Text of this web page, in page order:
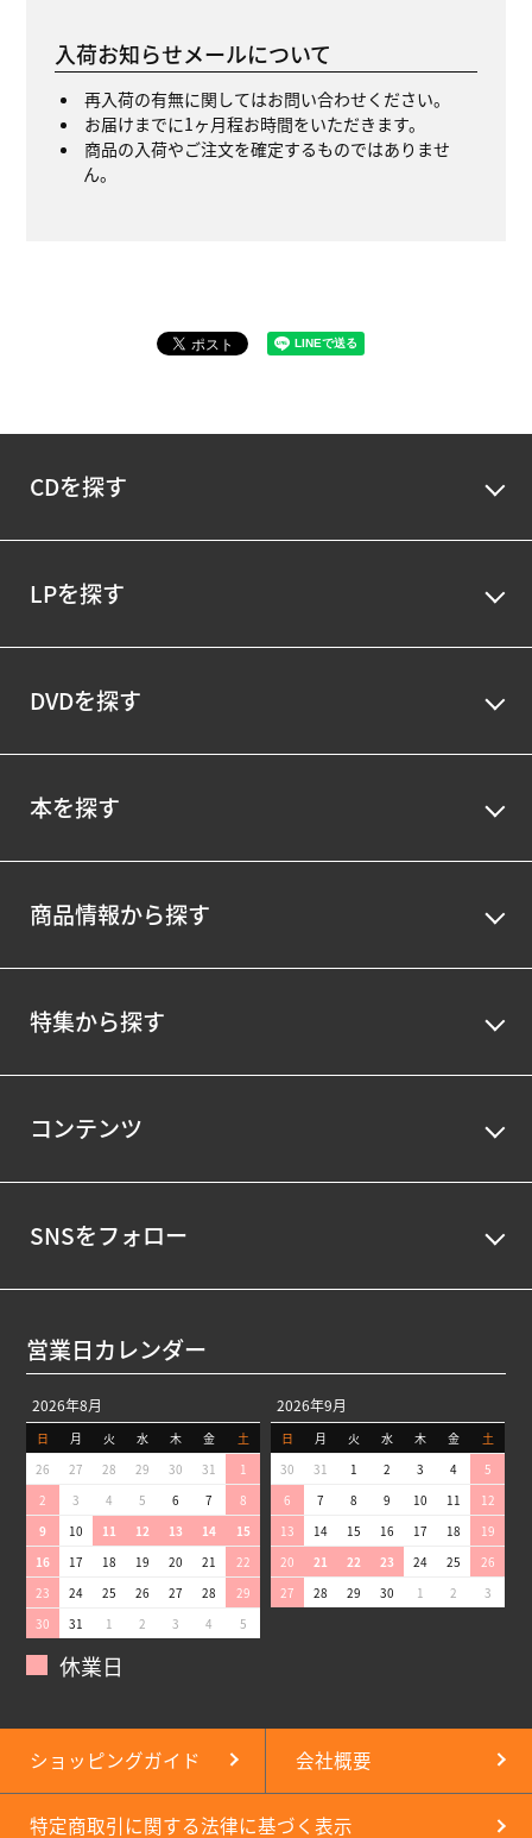
入荷お知らせメールについて
再入荷の有無に関してはお問い合わせください。
お届けまでに1ヶ月程お時間をいただきます。
商品の入荷やご注文を確定するものではありませ
ん。
CDを探す
LPを探す
DVDを探す
本を探す
商品情報から探す
特集から探す
コンテンツ
SNSをフォロー
営業日カレンダー
2026年8月
日 月 火 水 木 金
土
26
27 28 29 30 31
1
2
3 4 5 6 7
8
9
10 11 12 13 14
15
16
17 18 19 20 21
22
23
24 25 26 27 28
29
30
31 1 2 3 4 5
2026年9月
日 月 火 水 木 金
土
30
31 1 2 3 4
5
6
7 8 9 10 11
12
13
14 15 16 17 18
19
20
21 22 23 24 25
26
27
28 29 30 1 2 3
休業日
ショッピングガイド 会社概要
特定商取引に関する法律に基づく表示